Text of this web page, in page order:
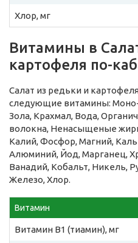
Хлор, мг
Витамины в
картофеля по-
Салат из редьки и
следующие витамины:
Зола, Крахмал, Вода,
волокна, Ненасыщеные
Калий, Фосфор, Магний,
Алюминий, Йод, Марганец,
Ванадий, Кобальт, Никель,
Железо, Хлор.
Витамин
Витамин B1 (тиамин), мг